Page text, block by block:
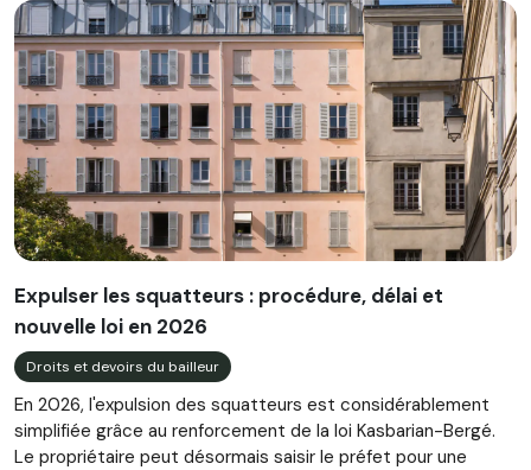
Expulser les squatteurs : procédure, délai et
nouvelle loi en 2026
Droits et devoirs du bailleur
En 2026, l'expulsion des squatteurs est considérablement
simplifiée grâce au renforcement de la loi Kasbarian-Bergé.
Le propriétaire peut désormais saisir le préfet pour une